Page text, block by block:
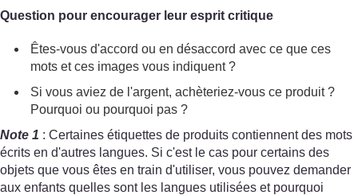
Question pour encourager leur esprit critique
Êtes-vous d'accord ou en désaccord avec ce que ces
mots et ces images vous indiquent ?
Si vous aviez de l'argent, achèteriez-vous ce produit ?
Pourquoi ou pourquoi pas ?
Note 1 : Certaines étiquettes de produits contiennent des mots
écrits en d'autres langues. Si c'est le cas pour certains des
objets que vous êtes en train d'utiliser, vous pouvez demander
aux enfants quelles sont les langues utilisées et pourquoi